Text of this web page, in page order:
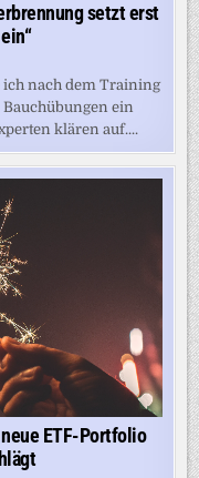
setzt erst
ich nach dem Training
ein
klären auf....
ETF-Portfolio